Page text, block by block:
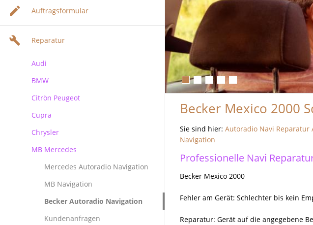
Auftragsformular
Reparatur
Audi
Audi Navigation Autoradio
BMW
BMW Navi Reparatur
BMW Becker CCC Navirechner
Citrön Peugeot
Cupra
Chrysler
MB Mercedes
Mercedes Autoradio Navigation
MB Navigation
Becker Autoradio Navigation
Kundenanfragen
Becker Mexico 2000
Sie sind hier: Autoradio Navi Reparatur
Navigation
Professionelle Navi
Becker Mexico 2000
Fehler am Gerät: Schlechter bis kein
Reparatur: Gerät auf die angegebene